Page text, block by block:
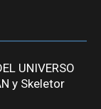
UNIVERSO
y Skeletor